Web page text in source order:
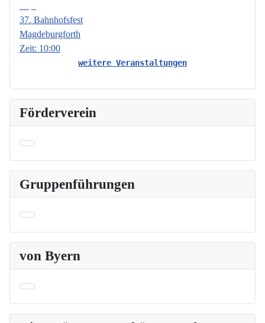
37. Bahnhofsfest
Magdeburgforth
Zeit: 10:00
weitere Veranstaltungen
Förderverein
Gruppenführungen
von Byern